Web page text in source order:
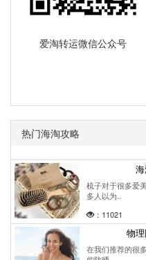
爱淘转运微信公众号
热门海淘攻略
梳子对于很多爱
多人以为..
：11021
物
在我们推荐的很